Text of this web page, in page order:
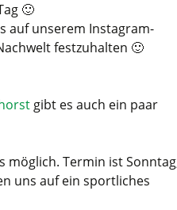
🙂
auf unserem Instagram-
festzuhalten 🙂
gibt es auch ein paar
möglich. Termin ist
uns auf ein sportliches